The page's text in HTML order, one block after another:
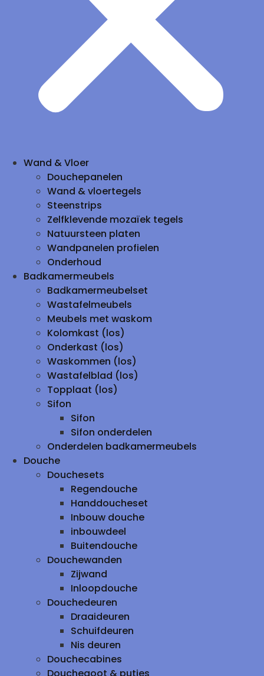
Wand & Vloer
Douchepanelen
Wand & vloertegels
Steenstrips
Zelfklevende mozaïek tegels
Natuursteen platen
Wandpanelen profielen
Onderhoud
Badkamermeubels
Badkamermeubelset
Wastafelmeubels
Meubels met waskom
Kolomkast (los)
Onderkast (los)
Waskommen (los)
Wastafelblad (los)
Topplaat (los)
Sifon
Sifon
Sifon onderdelen
Onderdelen badkamermeubels
Douche
Douchesets
Regendouche
Handdoucheset
Inbouw douche
inbouwdeel
Buitendouche
Douchewanden
Zijwand
Inloopdouche
Douchedeuren
Draaideuren
Schuifdeuren
Nis deuren
Douchecabines
Douchegoot & putjes